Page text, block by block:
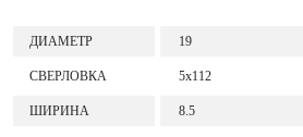
ДИАМЕТР 19
СВЕРЛОВКА 5x112
ШИРИНА 8.5